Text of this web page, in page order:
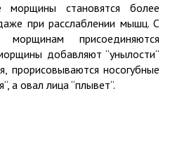
морщины становятся более
при расслаблении мышц. С
присоединяются
добавляют “унылости“
прорисовываются носогубные
а овал лица “плывет“.